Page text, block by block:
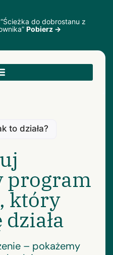
do dobrostanu z
Pobierz →
to działa?
program
który
– pokażemy